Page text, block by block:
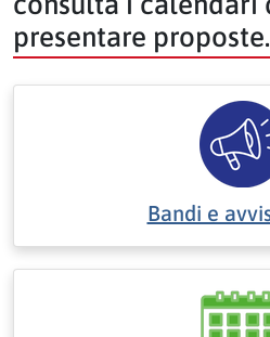
presentare proposte.
Bandi e